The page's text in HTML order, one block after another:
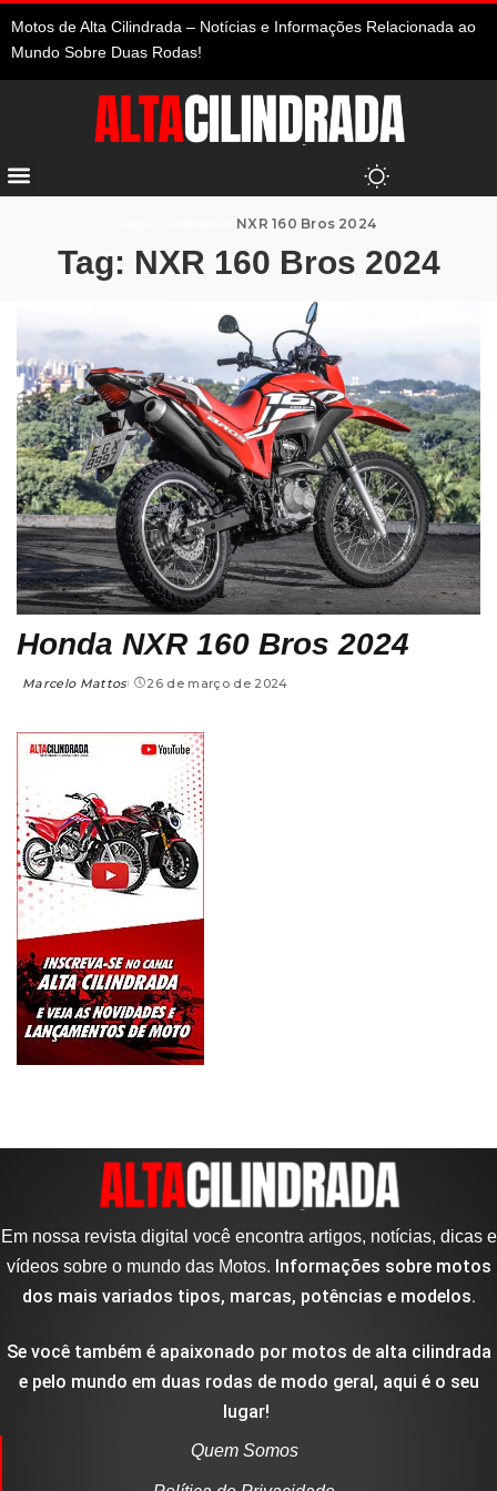
Motos de Alta Cilindrada – Notícias e Informações Relacionada ao
Mundo Sobre Duas Rodas!
NXR 160 Bros 2024
Tag: NXR 160 Bros 2024
Honda NXR 160 Bros 2024
Marcelo Mattos 26 de março de 2024
Em nossa revista digital você encontra artigos, notícias, dicas e
vídeos sobre o mundo das Motos. Informações sobre motos
dos mais variados tipos, marcas, potências e modelos.
Se você também é apaixonado por motos de alta cilindrada
e pelo mundo em duas rodas de modo geral, aqui é o seu
lugar!
Quem Somos